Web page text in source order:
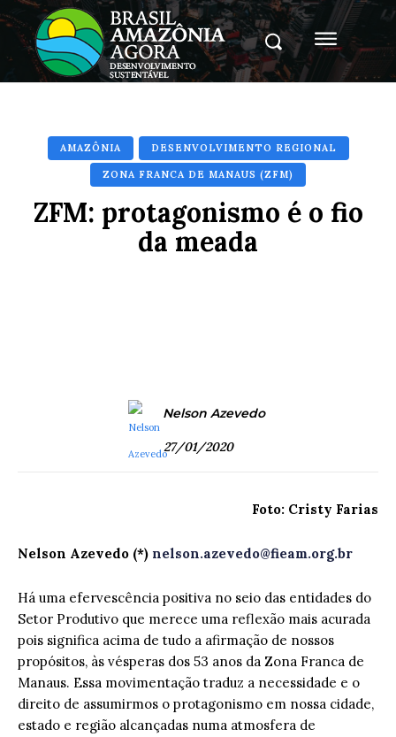
AMAZÔNIA DESENVOLVIMENTO REGIONAL
ZONA FRANCA DE MANAUS (ZFM)
ZFM: protagonismo é o fio
da meada
Nelson Azevedo
27/01/2020
Foto: Cristy Farias
Nelson Azevedo (*) nelson.azevedo@fieam.org.br
Há uma efervescência positiva no seio das entidades do
Setor Produtivo que merece uma reflexão mais acurada
pois significa acima de tudo a afirmação de nossos
propósitos, às vésperas dos 53 anos da Zona Franca de
Manaus. Essa movimentação traduz a necessidade e o
direito de assumirmos o protagonismo em nossa cidade,
estado e região alcançadas numa atmosfera de